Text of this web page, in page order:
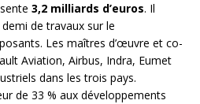
3,2 milliards d’euros. Il
de travaux sur le
Les maîtres d’œuvre et co-
Aviation, Airbus, Indra, Eumet
dans les trois pays.
de 33 % aux développements